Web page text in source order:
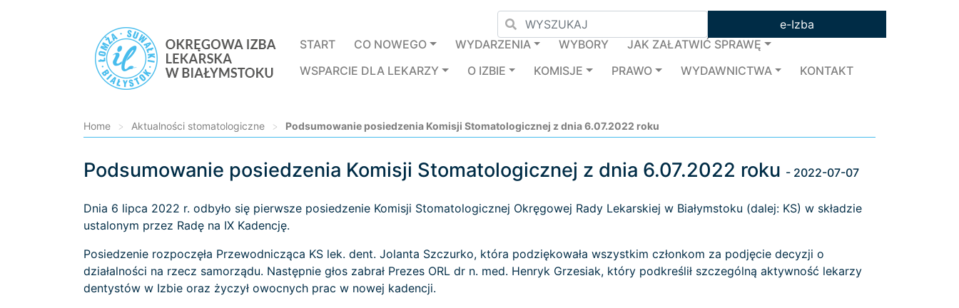
e-Izba
START
CO NOWEGO WYDARZENIA WYBORY
JAK ZAŁATWIĆ SPRAWĘ
WSPARCIE DLA LEKARZY
O IZBIE KOMISJE PRAWO WYDAWNICTWA KONTAKT
Home > Aktualności stomatologiczne > Podsumowanie posiedzenia Komisji Stomatologicznej z dnia 6.07.2022 roku
Podsumowanie posiedzenia Komisji Stomatologicznej z dnia 6.07.2022 roku - 2022-07-07
Dnia 6 lipca 2022 r. odbyło się pierwsze posiedzenie Komisji Stomatologicznej Okręgowej Rady Lekarskiej w Białymstoku (dalej: KS) w składzie
ustalonym przez Radę na IX Kadencję.
Posiedzenie rozpoczęła Przewodnicząca KS lek. dent. Jolanta Szczurko, która podziękowała wszystkim członkom za podjęcie decyzji o
działalności na rzecz samorządu. Następnie głos zabrał Prezes ORL dr n. med. Henryk Grzesiak, który podkreślił szczególną aktywność lekarzy
dentystów w Izbie oraz życzył owocnych prac w nowej kadencji.